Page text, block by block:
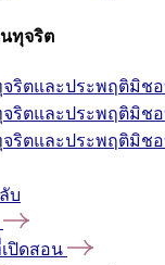
นทุจริต
จริตและประพฤติมิช
จริตและประพฤติมิช
จริตและประพฤติมิช
บ
ปิดสอน